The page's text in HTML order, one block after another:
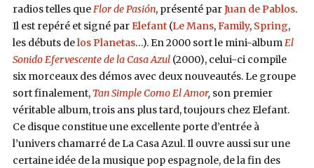
radios telles queFlor de Pasión, présenté parJuan de Pablos.
Il est repéré et signé parElefant(Le Mans,Family, Spring,
les débuts delos Planetas…). En 2000 sort le mini-albumEl
Sonido Efervescente de la Casa Azul (2000), celui-ci compile
six morceaux des démos avec deux nouveautés. Le groupe
sort finalement, Tan Simple Como El Amor, son premier
véritable album, trois ans plus tard, toujours chez Elefant.
Ce disque constitue une excellente porte d’entrée à
l’univers chamarré de La Casa Azul. Il ouvre aussi sur une
certaine idée de la musique pop espagnole, de la fin des